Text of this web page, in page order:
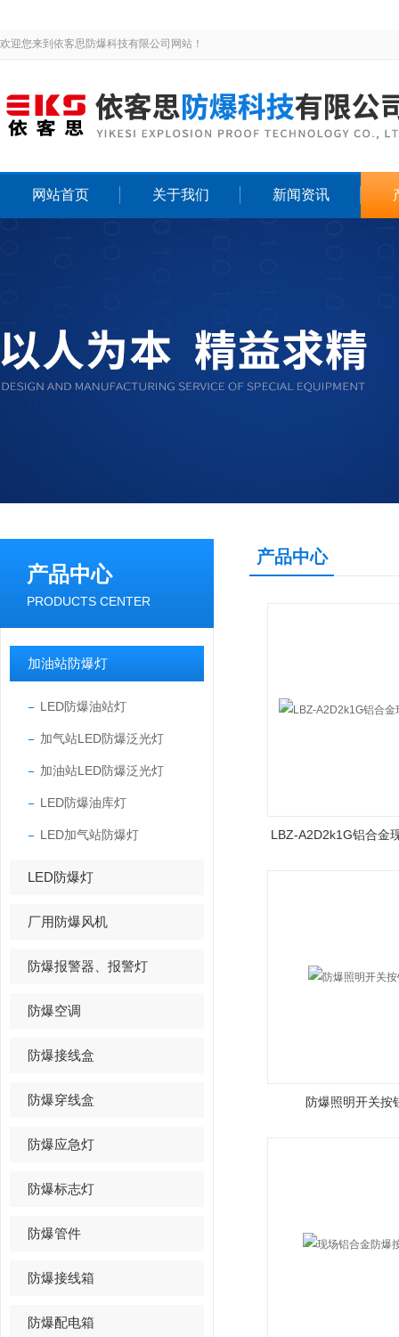
欢迎您来到依客思防爆科技有限公司网站！
网站首页 关于我们 新闻资讯
产品中心
PRODUCTS CENTER
加油站防爆灯
LED防爆油站灯
加气站LED防爆泛光灯
加油站LED防爆泛光灯
LED防爆油库灯
LED加气站防爆灯
LED防爆灯
厂用防爆风机
防爆报警器、报警灯
防爆空调
防爆接线盒
防爆穿线盒
防爆应急灯
防爆标志灯
防爆管件
防爆接线箱
防爆配电箱
产品中心
LBZ-A2D2k1G铝合金
防爆照明开关按